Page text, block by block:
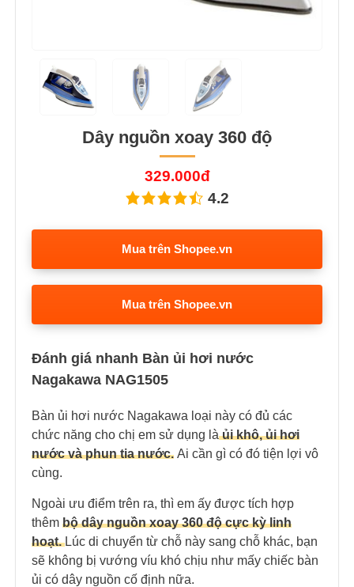
Dây nguồn xoay 360 độ
329.000đ
4.2
Mua trên Shopee.vn
Mua trên Shopee.vn
Đánh giá nhanh Bàn ủi hơi nước
Nagakawa NAG1505
Bàn ủi hơi nước Nagakawa loại này có đủ các
chức năng cho chị em sử dụng làủi khô, ủi hơi
nước và phun tia nước. Ai cần gì có đó tiện lợi vô
cùng.
Ngoài ưu điểm trên ra, thì em ấy được tích hợp
thêm bộ dây nguồn xoay 360 độ cực kỳ linh
hoạt. Lúc di chuyển từ chỗ này sang chỗ khác, bạn
sẽ không bị vướng víu khó chịu như mấy chiếc bàn
ủi có dây nguồn cố định nữa.